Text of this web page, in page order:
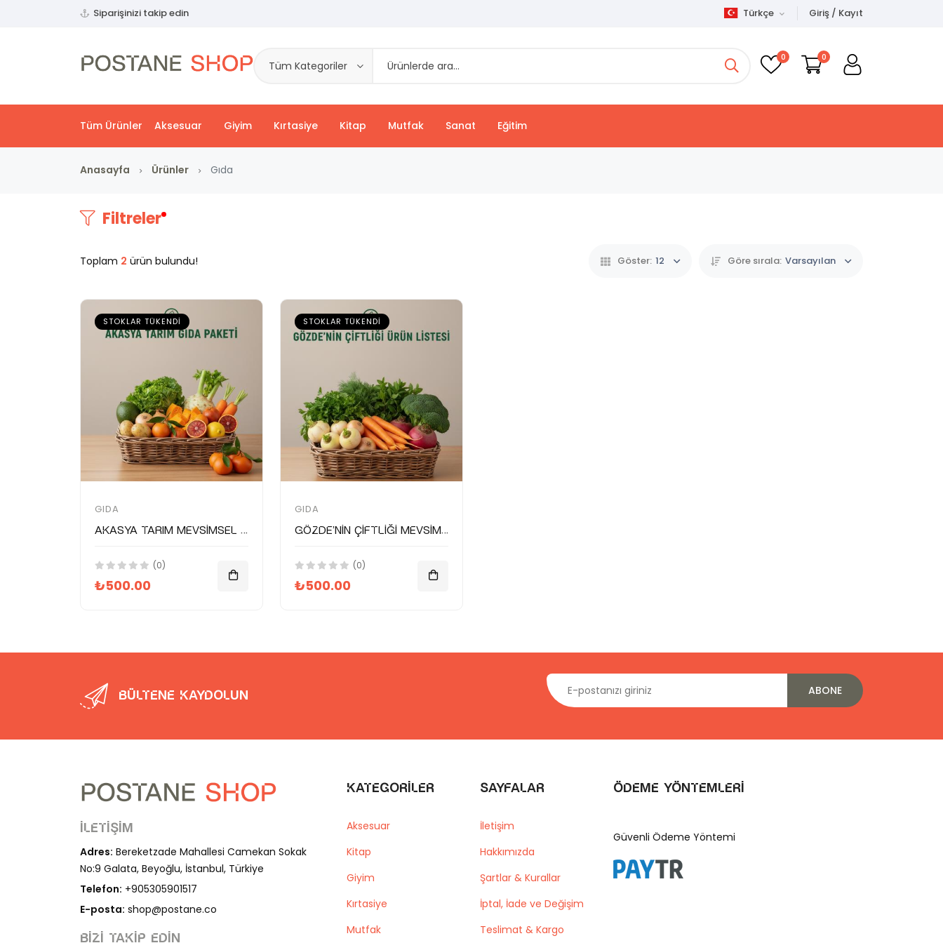
Siparişinizi takip edin Türkçe Giriş / Kayıt
Tüm Kategoriler
0 0
Tüm Ürünler Aksesuar Giyim Kırtasiye Kitap Mutfak Sanat Eğitim
Anasayfa Ürünler Gıda
Filtreler
Toplam 2 ürün bulundu! Göster: 12 Göre sırala: Varsayılan
STOKLAR TÜKENDI
GIDA
Akasya Tarım Mevsimsel Gıda Paketi
(0)
₺500.00
STOKLAR TÜKENDI
GIDA
Gözde'nin Çiftliği Mevsimsel Gıda Paketi
(0)
₺500.00
Bültene kaydolun ABONE
İletişim
Adres: Bereketzade Mahallesi Camekan Sokak
No:9 Galata, Beyoğlu, İstanbul, Türkiye
Telefon: +905305901517
E-posta: shop@postane.co
Bizi takip edin
Kategoriler
Aksesuar
Kitap
Giyim
Kırtasiye
Mutfak
Sayfalar
İletişim
Hakkımızda
Şartlar & Kurallar
İptal, İade ve Değişim
Teslimat & Kargo
Ödeme Yöntemleri
Güvenli Ödeme Yöntemi